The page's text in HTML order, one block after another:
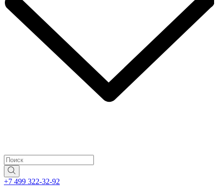
+7 499 322-32-92